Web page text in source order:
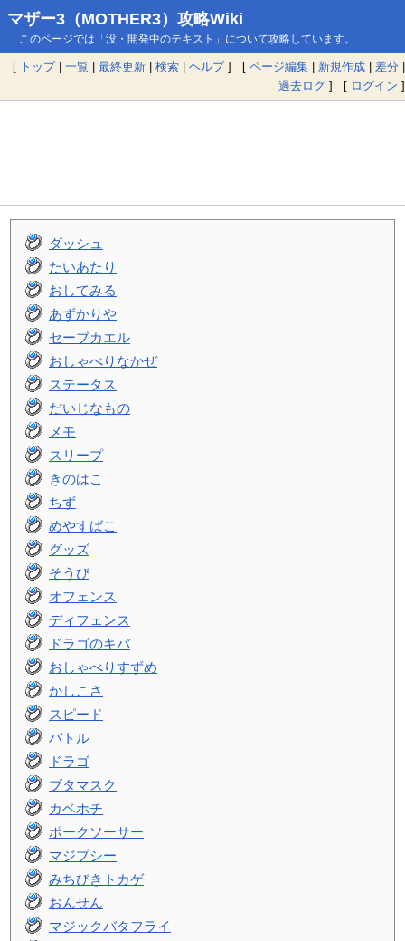
マザー3（MOTHER3）攻略Wiki
このページでは「没・開発中のテキスト」について攻略しています。
[ トップ| 一覧 | 最終更新 | 検索 | ヘルプ] [ ページ編集 | 新規作成 | 差分 |
過去ログ ] [ ログイン ]
ダッシュ
たいあたり
おしてみる
あずかりや
セーブカエル
おしゃべりなかぜ
ステータス
だいじなもの
メモ
スリープ
きのはこ
ちず
めやすばこ
グッズ
そうび
オフェンス
ディフェンス
ドラゴのキバ
おしゃべりすずめ
かしこさ
スピード
バトル
ドラゴ
ブタマスク
カベホチ
ポークソーサー
マジプシー
みちびきトカゲ
おんせん
マジックバタフライ